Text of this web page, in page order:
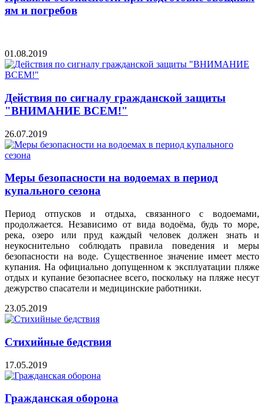
ям и погребов
01.08.2019
Действия по сигналу гражданской защиты
"ВНИМАНИЕ ВСЕМ!"
26.07.2019
Меры безопасности на водоемах в период
купального сезона
Период отпусков и отдыха, связанного с водоемами,
продолжается. Независимо от вида водоёма, будь то море,
река, озеро или пруд каждый человек должен знать и
неукоснительно соблюдать правила поведения и меры
безопасности на воде. Существенное значение имеет место
купания. На официально допущенном к эксплуатации пляже
отдых и купание безопаснее всего, поскольку на пляже несут
дежурство спасатели и медицинские работники.
23.05.2019
Стихийные бедствия
17.05.2019
Гражданская оборона